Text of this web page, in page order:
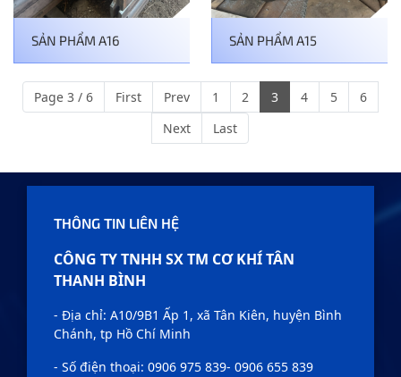
SẢN PHẨM A16 SẢN PHẨM A15
Page 3 / 6 First Prev 1 2 3 4 5
6
Next
Last
THÔNG TIN LIÊN HỆ
CÔNG TY TNHH SX TM CƠ KHÍ TÂN
THANH BÌNH
- Địa chỉ: A10/9B1 Ấp 1, xã Tân Kiên, huyện Bình
Chánh, tp Hồ Chí Minh
- Số điện thoại: 0906 975 839- 0906 655 839